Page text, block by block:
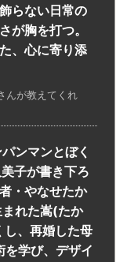
らない日常の
が胸を打つ。
、心に寄り添
んが教えてくれ
ンマンとぼく
子が書き下ろ
・やなせたか
れた嵩(たか
し、再婚した母
を学び、デザイ